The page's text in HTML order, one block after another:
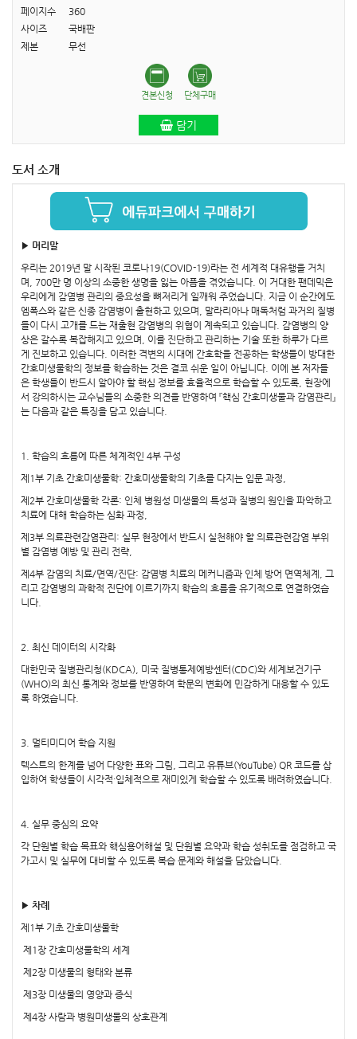
페이지수
360
사이즈
국배판
제본
무선
견본신청 단체구매
담기
도서 소개
▶ 머리말
우리는 2019년 말 시작된 코로나19(COVID-19)라는 전 세계적 대유행을 거치
며, 700만 명 이상의 소중한 생명을 잃는 아픔을 겪었습니다. 이 거대한 팬데믹은
우리에게 감염병 관리의 중요성을 뼈저리게 일깨워 주었습니다. 지금 이 순간에도
엠폭스와 같은 신종 감염병이 출현하고 있으며, 말라리아나 매독처럼 과거의 질병
들이 다시 고개를 드는 재출현 감염병의 위협이 계속되고 있습니다. 감염병의 양
상은 갈수록 복잡해지고 있으며, 이를 진단하고 관리하는 기술 또한 하루가 다르
게 진보하고 있습니다. 이러한 격변의 시대에 간호학을 전공하는 학생들이 방대한
간호미생물학의 정보를 학습하는 것은 결코 쉬운 일이 아닙니다. 이에 본 저자들
은 학생들이 반드시 알아야 할 핵심 정보를 효율적으로 학습할 수 있도록, 현장에
서 강의하시는 교수님들의 소중한 의견을 반영하여 『핵심 간호미생물과 감염관리』
는 다음과 같은 특징을 담고 있습니다.
1. 학습의 흐름에 따른 체계적인 4부 구성
제1부 기초 간호미생물학: 간호미생물학의 기초를 다지는 입문 과정,
제2부 간호미생물학 각론: 인체 병원성 미생물의 특성과 질병의 원인을 파악하고
치료에 대해 학습하는 심화 과정,
제3부 의료관련감염관리: 실무 현장에서 반드시 실천해야 할 의료관련감염 부위
별 감염병 예방 및 관리 전략,
제4부 감염의 치료/면역/진단: 감염병 치료의 메커니즘과 인체 방어 면역체계, 그
리고 감염병의 과학적 진단에 이르기까지 학습의 흐름을 유기적으로 연결하였습
니다.
2. 최신 데이터의 시각화
대한민국 질병관리청(KDCA), 미국 질병통제예방센터(CDC)와 세계보건기구
(WHO)의 최신 통계와 정보를 반영하여 학문의 변화에 민감하게 대응할 수 있도
록 하였습니다.
3. 멀티미디어 학습 지원
텍스트의 한계를 넘어 다양한 표와 그림, 그리고 유튜브(YouTube) QR 코드를 삽
입하여 학생들이 시각적·입체적으로 재미있게 학습할 수 있도록 배려하였습니다.
4. 실무 중심의 요약
각 단원별 학습 목표와 핵심용어해설 및 단원별 요약과 학습 성취도를 점검하고 국
가고시 및 실무에 대비할 수 있도록 복습 문제와 해설을 담았습니다.
▶ 차례
제1부 기초 간호미생물학
제1장 간호미생물학의 세계
제2장 미생물의 형태와 분류
제3장 미생물의 영양과 증식
제4장 사람과 병원미생물의 상호관계